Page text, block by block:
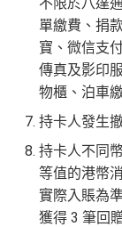
單繳費、捐
寶、微信支
傳真及影印
物櫃、泊車
持卡人發生
持卡人不同
等值的港幣
實際入賬為
獲得 3 筆回